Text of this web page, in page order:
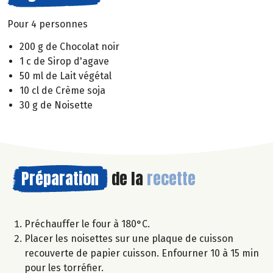
Pour 4 personnes
200 g de Chocolat noir
1 c de Sirop d'agave
50 ml de Lait végétal
10 cl de Crème soja
30 g de Noisette
Préparation de la recette
Préchauffer le four à 180°C.
Placer les noisettes sur une plaque de cuisson
recouverte de papier cuisson. Enfourner 10 à 15 min
pour les torréfier.